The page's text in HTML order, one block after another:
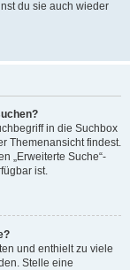
du sie auch wieder
in die Suchbox
Themenansicht findest.
„Erweiterte Suche“-
ist.
und enthielt zu viele
Stelle eine